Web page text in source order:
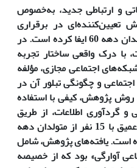
و ارتباطی جدید، به‌خصوص
تعیین­‌کننده‌ای در برقراری
ارتباط و انتقال اطلاعات بین متولدان دهه 60 ایفا کرده است. در
درک واقعی ساختار تجربه
اجتماعی مجازی، مؤلفه­‌
و چگونگی تبلور آن در
روش پژوهش، کیفی با استفاده
و گردآوری اطلاعات، از طریق
نمونه­‌گیری هدفمند و مصاحبه عمیق با 15 نفر از متولدان دهه
است. یافته‌های پژوهش، شامل
آوارگی» بود که از خصیصه­‌